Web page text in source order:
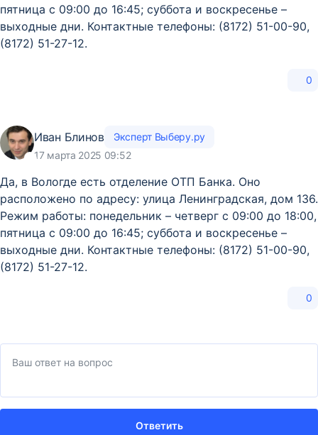
пятница с 09:00 до 16:45; суббота и воскресенье –
выходные дни. Контактные телефоны: (8172) 51-00-90,
(8172) 51-27-12.
0
Иван Блинов
Эксперт Выберу.ру
17 марта 2025 09:52
Да, в Вологде есть отделение ОТП Банка. Оно
расположено по адресу: улица Ленинградская, дом 136.
Режим работы: понедельник – четверг с 09:00 до 18:00,
пятница с 09:00 до 16:45; суббота и воскресенье –
выходные дни. Контактные телефоны: (8172) 51-00-90,
(8172) 51-27-12.
0
Ответить